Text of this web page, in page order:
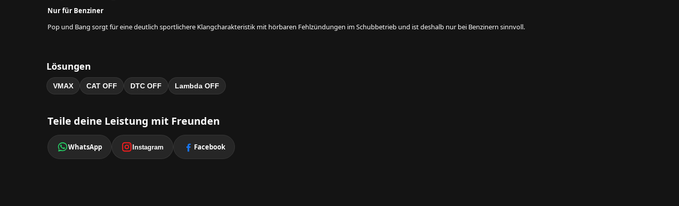
Nur für Benziner
Pop und Bang sorgt für eine deutlich sportlichere Klangcharakteristik mit hörbaren Fehlzündungen im Schubbetrieb und ist deshalb nur bei Benzinern sinnvoll.
Lösungen
VMAX CAT OFF DTC OFF Lambda OFF
Teile deine Leistung mit Freunden
WhatsApp Instagram Facebook